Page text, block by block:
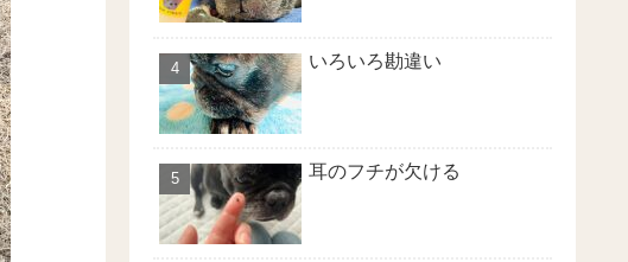
いろいろ勘違い
耳のフチが欠ける